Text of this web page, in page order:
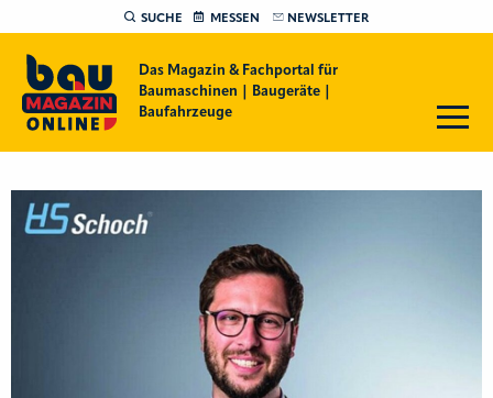
SUCHE MESSEN NEWSLETTER
Das Magazin & Fachportal für
Baumaschinen | Baugeräte |
Baufahrzeuge